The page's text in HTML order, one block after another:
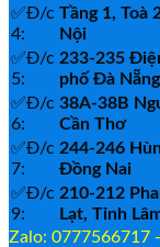
✅Đ/c
4:
Tầng 1, Toà
Nội
✅Đ/c
5:
233-235
phố Đà Nẵng
✅Đ/c
6:
38A-38B
Cần Thơ
✅Đ/c
7:
244-246
Đồng Nai
✅Đ/c
9:
210-212
Lạt, Tỉnh
Zalo: 0777566717 -